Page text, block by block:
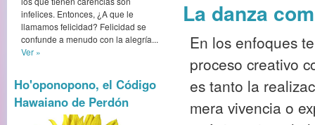
infelices. Entonces, ¿A que le
llamamos felicidad? Felicidad se
confunde a menudo con la alegría...
Ver »
Ho'oponopono, el Código
Hawaiano de Perdón
La danza
En los enfoques
proceso creativo
es tanto la
mera vivencia o